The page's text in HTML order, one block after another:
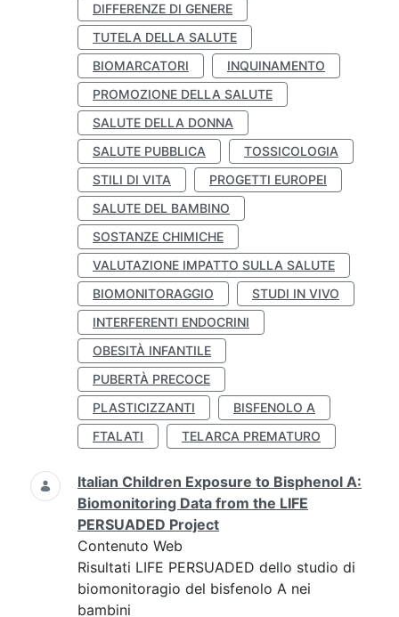
DIFFERENZE DI GENERE
TUTELA DELLA SALUTE
BIOMARCATORI
INQUINAMENTO
PROMOZIONE DELLA SALUTE
SALUTE DELLA DONNA
SALUTE PUBBLICA
TOSSICOLOGIA
STILI DI VITA
PROGETTI EUROPEI
SALUTE DEL BAMBINO
SOSTANZE CHIMICHE
VALUTAZIONE IMPATTO SULLA SALUTE
BIOMONITORAGGIO
STUDI IN VIVO
INTERFERENTI ENDOCRINI
OBESITÀ INFANTILE
PUBERTÀ PRECOCE
PLASTICIZZANTI
BISFENOLO A
FTALATI
TELARCA PREMATURO
Italian Children Exposure to Bisphenol A:
Biomonitoring Data from the LIFE
PERSUADED Project
Contenuto Web
Risultati LIFE PERSUADED dello studio di
biomonitoragio del bisfenolo A nei
bambini